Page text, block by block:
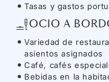
Tasas y gastos
OCIO A
Variedad de
asientos asignados
Café, cafés
Bebidas en la